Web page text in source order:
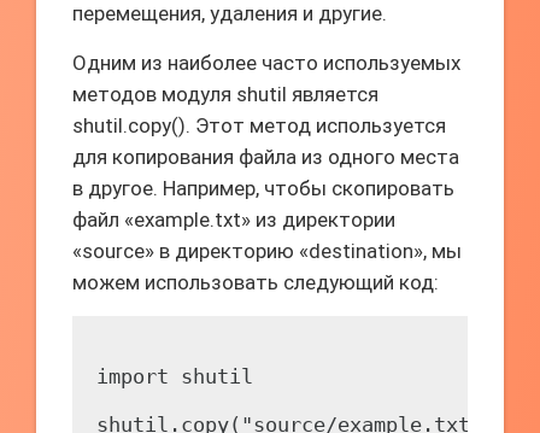
перемещения, удаления и другие.
Одним из наиболее часто используемых
методов модуля shutil является
shutil.copy(). Этот метод используется
для копирования файла из одного места
в другое. Например, чтобы скопировать
файл «example.txt» из директории
«source» в директорию «destination», мы
можем использовать следующий код:
import shutil